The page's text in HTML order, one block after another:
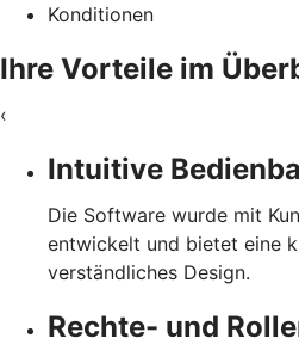
Konditionen
Ihre Vorteile im
‹
Intuitive
Die Software wurde mit
entwickelt und bietet eine
verständliches Design.
Rechte- und